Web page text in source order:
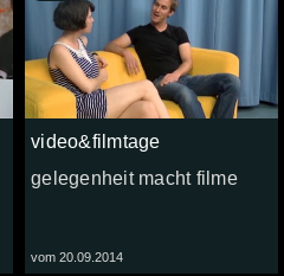
video&filmtage
gelegenheit macht filme
vom 20.09.2014